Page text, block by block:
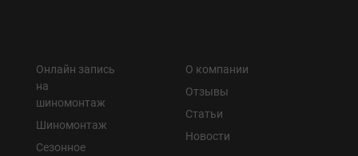
Онлайн запись
на
шиномонтаж
Шиномонтаж
Сезонное
О компании
Отзывы
Статьи
Новости